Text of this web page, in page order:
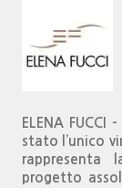
ELENA
stato l’unico
rappresenta
progetto